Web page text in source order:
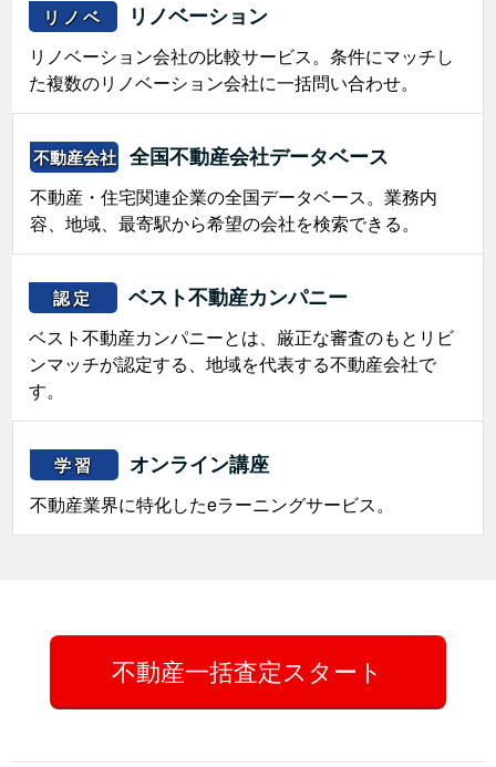
リノベ リノベーション
リノベーション会社の比較サービス。条件にマッチし
た複数のリノベーション会社に一括問い合わせ。
不動産会社 全国不動産会社データベース
不動産・住宅関連企業の全国データベース。業務内
容、地域、最寄駅から希望の会社を検索できる。
認定 ベスト不動産カンパニー
ベスト不動産カンパニーとは、厳正な審査のもとリビ
ンマッチが認定する、地域を代表する不動産会社で
す。
学習 オンライン講座
不動産業界に特化したeラーニングサービス。
不動産一括査定スタート